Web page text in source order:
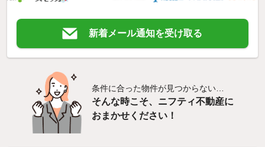
新着メール通知を受け取る
条件に合った物件が見つからない…
そんな時こそ、ニフティ不動産に
おまかせください！